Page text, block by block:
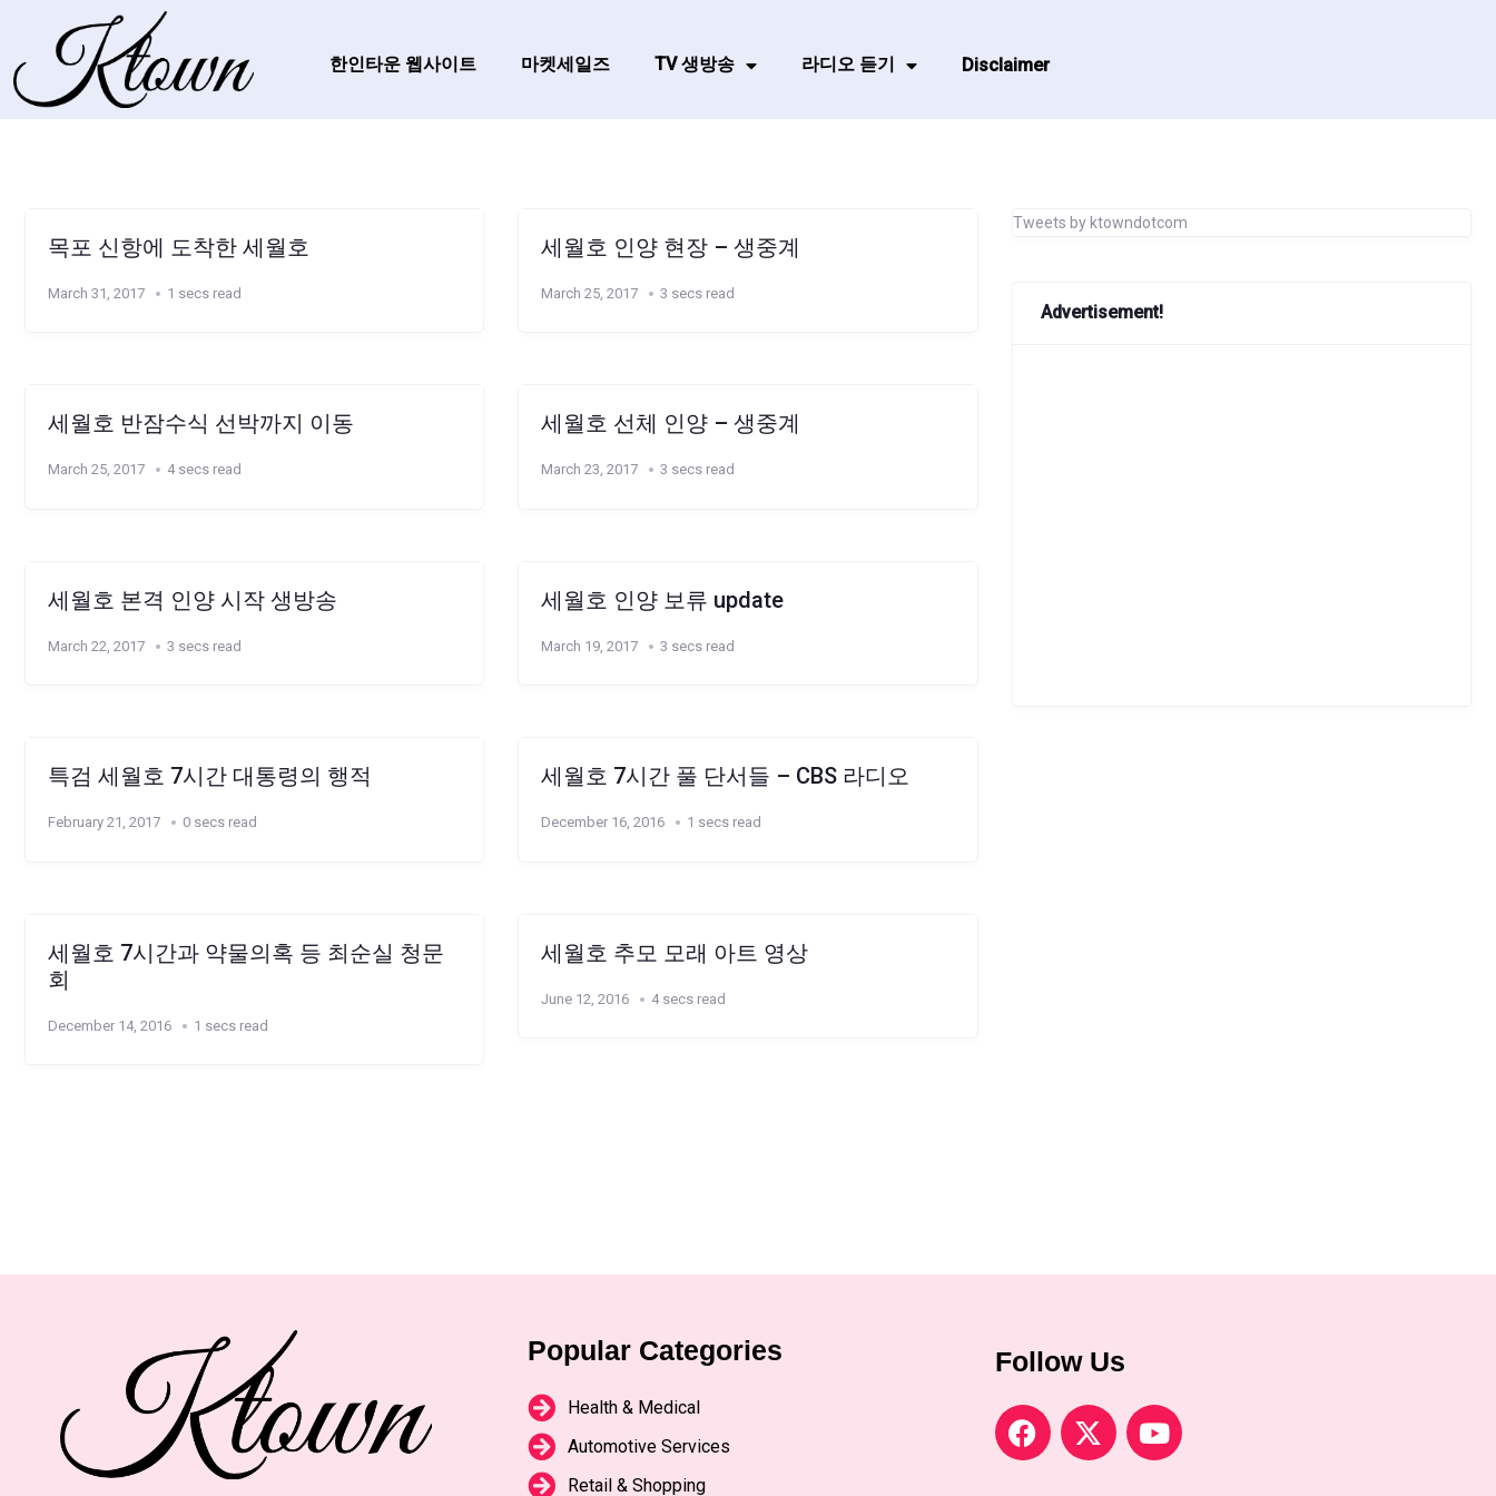
한인타운 웹사이트 마켓세일즈 TV 생방송 라디오 듣기 Disclaimer
목포 신항에 도착한 세월호
March 31, 2017 1 secs read
세월호 인양 현장 – 생중계
March 25, 2017 3 secs read
세월호 반잠수식 선박까지 이동
March 25, 2017 4 secs read
세월호 선체 인양 – 생중계
March 23, 2017 3 secs read
세월호 본격 인양 시작 생방송
March 22, 2017 3 secs read
세월호 인양 보류 update
March 19, 2017 3 secs read
특검 세월호 7시간 대통령의 행적
February 21, 2017 0 secs read
세월호 7시간 풀 단서들 – CBS 라디오
December 16, 2016 1 secs read
세월호 7시간과 약물의혹 등 최순실 청문
회
December 14, 2016 1 secs read
세월호 추모 모래 아트 영상
June 12, 2016 4 secs read
Tweets by ktowndotcom
Advertisement!
Popular Categories
Health & Medical
Automotive Services
Retail & Shopping
Follow Us